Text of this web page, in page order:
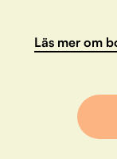
Läs mer om